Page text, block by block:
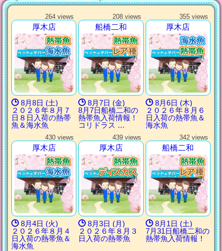
264 views
厚木店
8月8日 (土)
２０２６年８月７
日８日入荷の熱帯
魚＆海水魚
208 views
船橋二和
8月7日 (金)
8月7日船橋二和の
熱帯魚入荷情報！
コリドラス …
355 views
厚木店
8月6日 (木)
２０２６年８月６
日入荷の熱帯魚＆
海水魚
430 views
厚木店
8月4日 (火)
２０２６年８月４
日入荷の熱帯魚＆
海水魚
439 views
厚木店
8月3日 (月)
２０２６年８月３
日入荷の熱帯魚
342 views
船橋二和
8月1日 (土)
7月31日船橋二和の
熱帯魚入荷情報！